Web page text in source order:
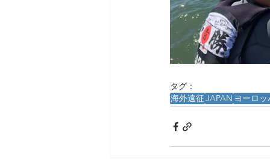
タグ：
海外遠征JAPAN ヨーロ